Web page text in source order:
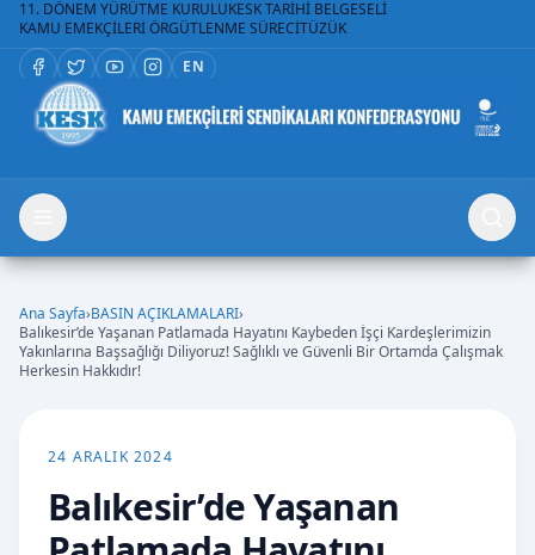
11. DÖNEM YÜRÜTME KURULUKESK TARİHİ BELGESELİ
KAMU EMEKÇİLERİ ÖRGÜTLENME SÜRECİTÜZÜK
EN
Ana Sayfa›BASIN AÇIKLAMALARI›
Balıkesir’de Yaşanan Patlamada Hayatını Kaybeden İşçi Kardeşlerimizin
Yakınlarına Başsağlığı Diliyoruz! Sağlıklı ve Güvenli Bir Ortamda Çalışmak
Herkesin Hakkıdır!
24 ARALIK 2024
Balıkesir’de Yaşanan